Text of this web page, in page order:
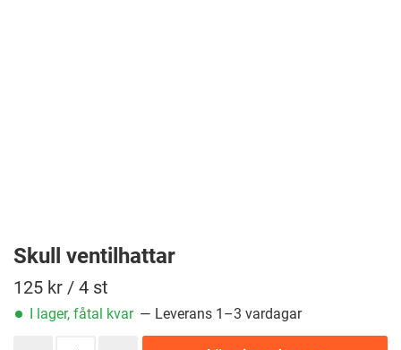
Skull ventilhattar
125 kr / 4 st
I lager, fåtal kvar — Leverans 1–3 vardagar